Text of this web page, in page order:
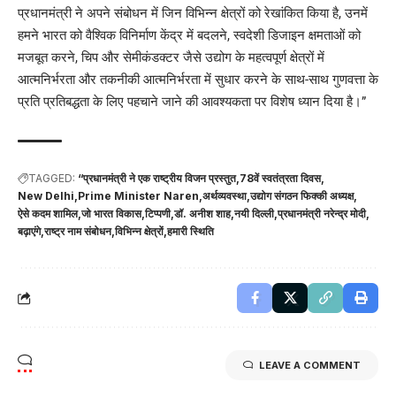
प्रधानमंत्री ने अपने संबोधन में जिन विभिन्न क्षेत्रों को रेखांकित किया है, उनमें
हमने भारत को वैश्विक विनिर्माण केंद्र में बदलने, स्वदेशी डिजाइन क्षमताओं को
मजबूत करने, चिप और सेमीकंडक्टर जैसे उद्योग के महत्वपूर्ण क्षेत्रों में
आत्मनिर्भरता और तकनीकी आत्मनिर्भरता में सुधार करने के साथ-साथ गुणवत्ता के
प्रति प्रतिबद्धता के लिए पहचाने जाने की आवश्यकता पर विशेष ध्यान दिया है।”
TAGGED: “प्रधानमंत्री ने एक राष्ट्रीय विजन प्रस्तुत 78वें स्वतंत्रता दिवस
New Delhi Prime Minister Naren अर्थव्यवस्था उद्योग संगठन फिक्की अध्यक्ष
ऐसे कदम शामिल जो भारत विकास टिप्पणी डॉ. अनीश शाह नयी दिल्ली प्रधानमंत्री नरेन्द्र मोदी
बढ़ाएंगे राष्ट्र नाम संबोधन विभिन्न क्षेत्रों हमारी स्थिति
LEAVE A COMMENT